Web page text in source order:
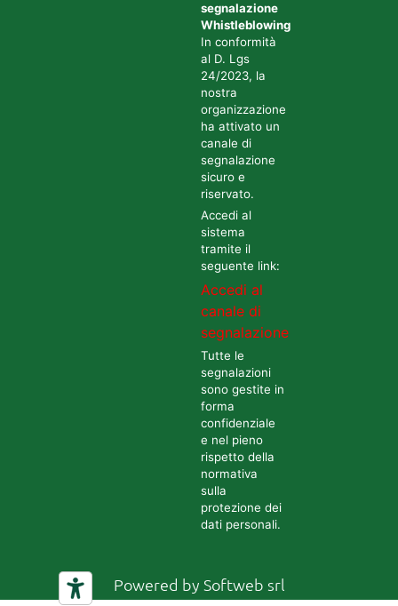
segnalazione
Whistleblowing
In conformità
al D. Lgs
24/2023, la
nostra
organizzazione
ha attivato un
canale di
segnalazione
sicuro e
riservato.
Accedi al
sistema
tramite il
seguente link:
Accedi al
canale di
segnalazione
Tutte le
segnalazioni
sono gestite in
forma
confidenziale
e nel pieno
rispetto della
normativa
sulla
protezione dei
dati personali.
Powered by Softweb srl